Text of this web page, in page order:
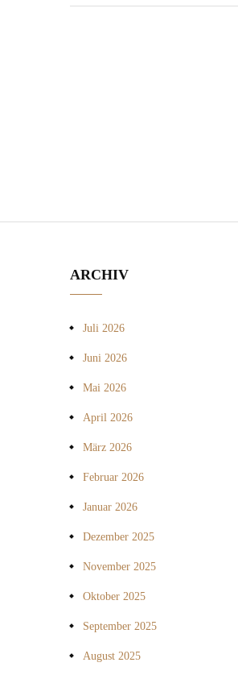
ARCHIV
Juli 2026
Juni 2026
Mai 2026
April 2026
März 2026
Februar 2026
Januar 2026
Dezember 2025
November 2025
Oktober 2025
September 2025
August 2025